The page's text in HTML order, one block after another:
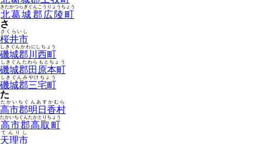
北葛城郡広陵町
きたかつらぎぐんこうりょうちょう
さ
桜井市
さくらいし
磯城郡川西町
しきぐんかわにしちょう
磯城郡田原本町
しきぐんたわらもとちょう
磯城郡三宅町
しきぐんみやけちょう
た
高市郡明日香村
たかいちぐんあすかむら
高市郡高取町
たかいちぐんたかとりちょう
天理市
てんりし